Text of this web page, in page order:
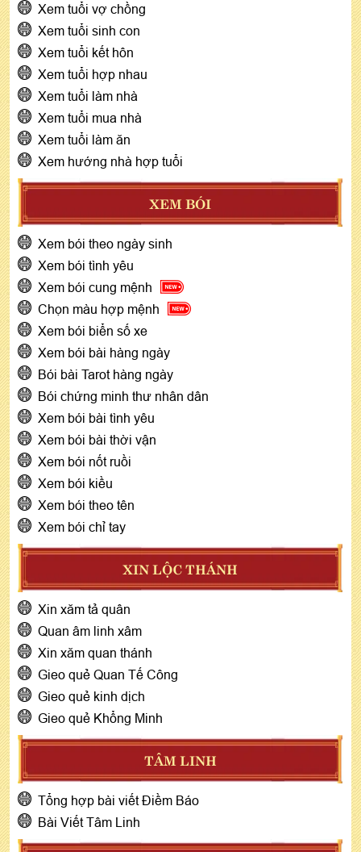
Xem tuổi vợ chồng
Xem tuổi sinh con
Xem tuổi kết hôn
Xem tuổi hợp nhau
Xem tuổi làm nhà
Xem tuổi mua nhà
Xem tuổi làm ăn
Xem hướng nhà hợp tuổi
XEM BÓI
Xem bói theo ngày sinh
Xem bói tình yêu
Xem bói cung mệnh
Chọn màu hợp mệnh
Xem bói biển số xe
Xem bói bài hàng ngày
Bói bài Tarot hàng ngày
Bói chứng minh thư nhân dân
Xem bói bài tình yêu
Xem bói bài thời vận
Xem bói nốt ruồi
Xem bói kiều
Xem bói theo tên
Xem bói chỉ tay
XIN LỘC THÁNH
Xin xăm tả quân
Quan âm linh xâm
Xin xăm quan thánh
Gieo quẻ Quan Tế Công
Gieo quẻ kinh dịch
Gieo quẻ Khổng Minh
TÂM LINH
Tổng hợp bài viết Điềm Báo
Bài Viết Tâm Linh